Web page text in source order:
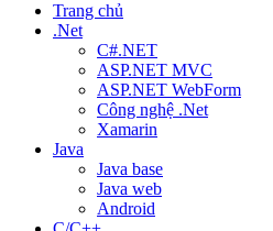
Trang chủ
.Net
C#.NET
ASP.NET MVC
ASP.NET WebForm
Công nghệ .Net
Xamarin
Java
Java base
Java web
Android